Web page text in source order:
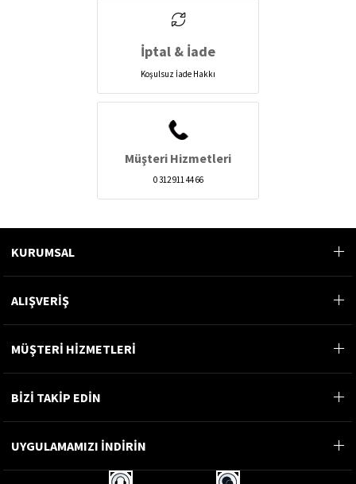
İptal & İade
Koşulsuz İade Hakkı
Müşteri Hizmetleri
0 312 911 44 66
KURUMSAL
ALIŞVERİŞ
MÜŞTERİ HİZMETLERİ
BİZİ TAKİP EDİN
UYGULAMAMIZI İNDİRİN